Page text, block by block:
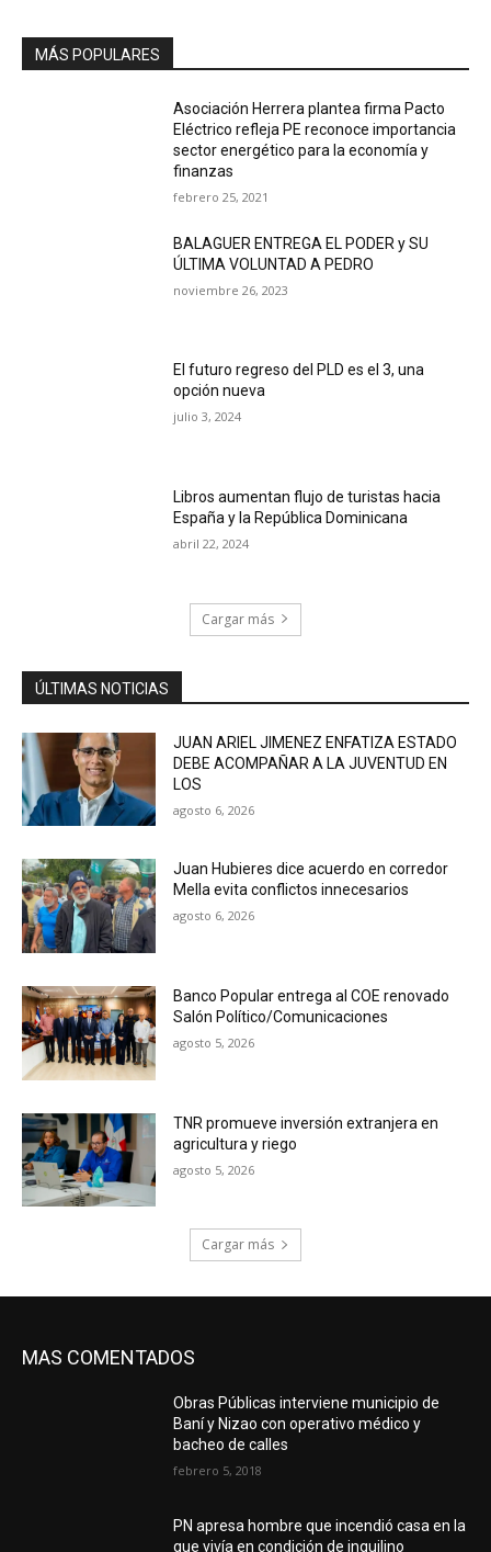
MÁS POPULARES
Asociación Herrera plantea firma Pacto
Eléctrico refleja PE reconoce importancia
sector energético para la economía y
finanzas
febrero 25, 2021
BALAGUER ENTREGA EL PODER y SU
ÚLTIMA VOLUNTAD A PEDRO
noviembre 26, 2023
El futuro regreso del PLD es el 3, una
opción nueva
julio 3, 2024
Libros aumentan flujo de turistas hacia
España y la República Dominicana
abril 22, 2024
Cargar más
ÚLTIMAS NOTICIAS
JUAN ARIEL JIMENEZ ENFATIZA ESTADO
DEBE ACOMPAÑAR A LA JUVENTUD EN
LOS
agosto 6, 2026
Juan Hubieres dice acuerdo en corredor
Mella evita conflictos innecesarios
agosto 6, 2026
Banco Popular entrega al COE renovado
Salón Político/Comunicaciones
agosto 5, 2026
TNR promueve inversión extranjera en
agricultura y riego
agosto 5, 2026
Cargar más
MAS COMENTADOS
Obras Públicas interviene municipio de
Baní y Nizao con operativo médico y
bacheo de calles
febrero 5, 2018
PN apresa hombre que incendió casa en la
que vivía en condición de inquilino